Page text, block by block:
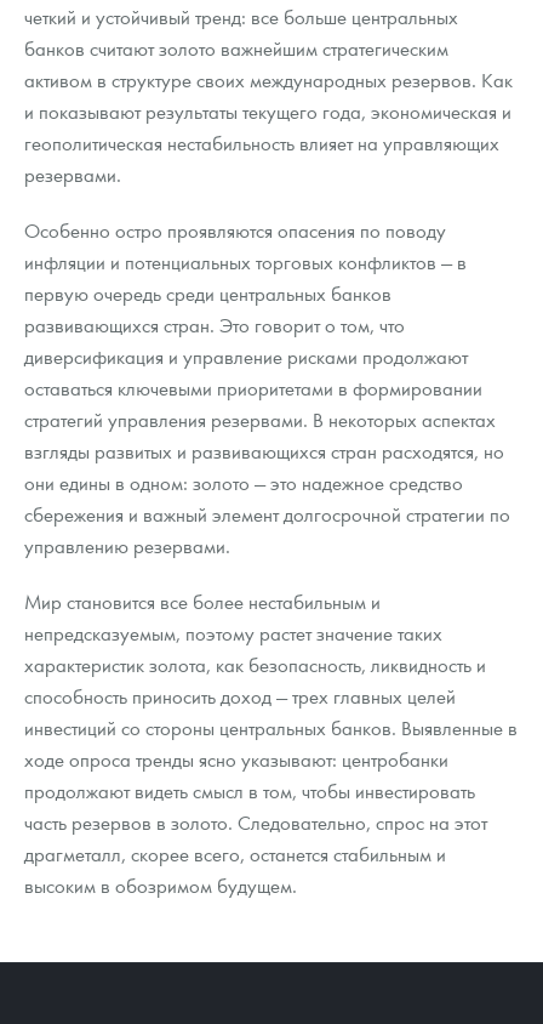
четкий и устойчивый тренд: все больше центральных
банков считают золото важнейшим стратегическим
активом в структуре своих международных резервов. Как
и показывают результаты текущего года, экономическая и
геополитическая нестабильность влияет на управляющих
резервами.
Особенно остро проявляются опасения по поводу
инфляции и потенциальных торговых конфликтов — в
первую очередь среди центральных банков
развивающихся стран. Это говорит о том, что
диверсификация и управление рисками продолжают
оставаться ключевыми приоритетами в формировании
стратегий управления резервами. В некоторых аспектах
взгляды развитых и развивающихся стран расходятся, но
они едины в одном: золото — это надежное средство
сбережения и важный элемент долгосрочной стратегии по
управлению резервами.
Мир становится все более нестабильным и
непредсказуемым, поэтому растет значение таких
характеристик золота, как безопасность, ликвидность и
способность приносить доход — трех главных целей
инвестиций со стороны центральных банков. Выявленные в
ходе опроса тренды ясно указывают: центробанки
продолжают видеть смысл в том, чтобы инвестировать
часть резервов в золото. Следовательно, спрос на этот
драгметалл, скорее всего, останется стабильным и
высоким в обозримом будущем.